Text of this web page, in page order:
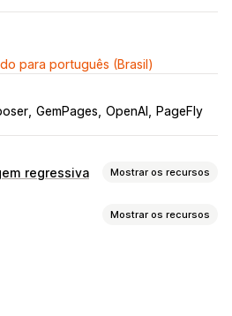
para português (Brasil)
GemPages OpenAI PageFly
regressiva Mostrar os recursos
Mostrar os recursos